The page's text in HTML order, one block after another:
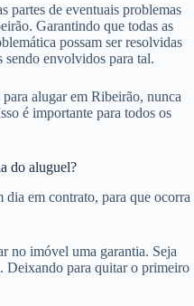
partes de eventuais problemas
Garantindo que todas as
possam ser resolvidas
sendo envolvidos para tal.
alugar em Ribeirão, nunca
é importante para todos os
do aluguel?
dia em contrato, para que ocorra
no imóvel uma garantia. Seja
Deixando para quitar o primeiro